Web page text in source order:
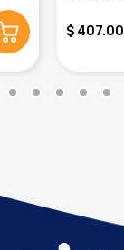
$ 407.00